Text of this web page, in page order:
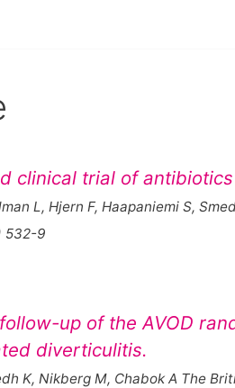
clinical trial of
L, Hjern F, Haapaniemi S,
532-9
up of the AVOD
diverticulitis.
K, Nikberg M, Chabok A The